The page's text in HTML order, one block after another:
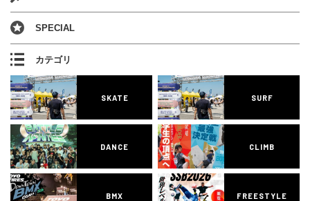
SPECIAL
カテゴリ
SKATE SURF
DANCE CLIMB
BMX FREESTYLE